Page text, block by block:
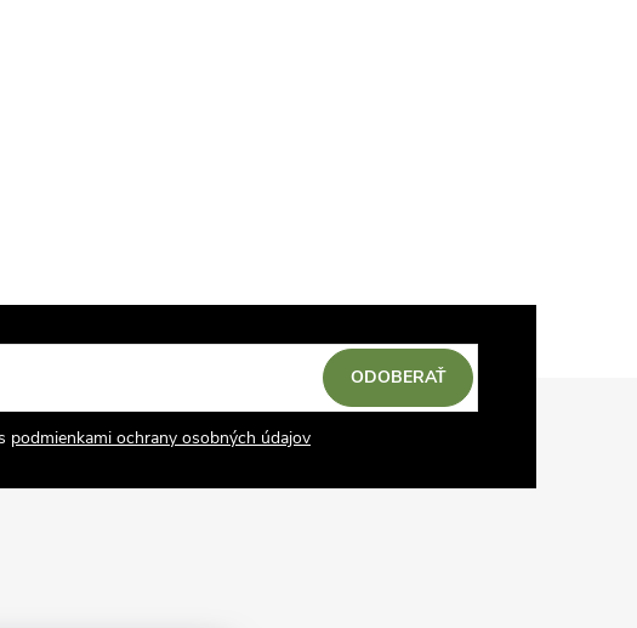
podmienkami ochrany osobných údajov
ODOBERAŤ